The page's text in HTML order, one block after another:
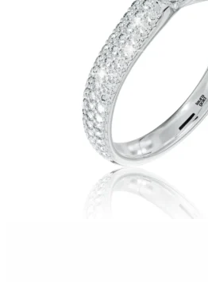
Twist Elegance
Zásnubné prstne z kolekcie Twist